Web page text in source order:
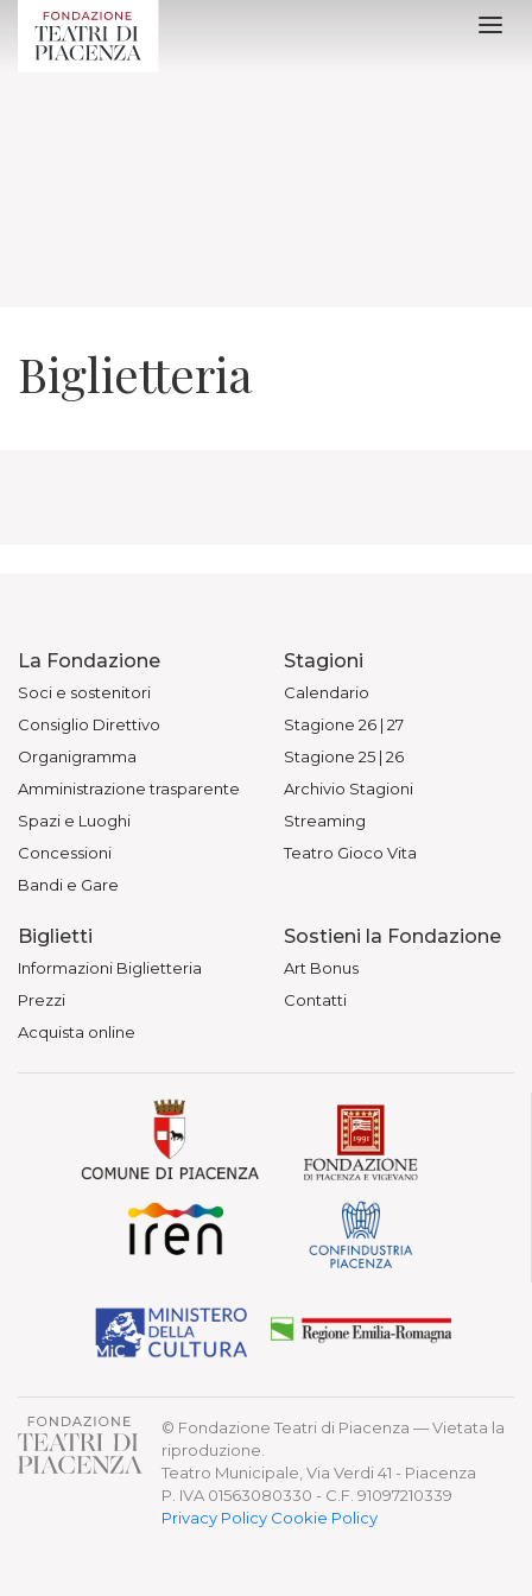
Biglietteria
La Fondazione
Soci e sostenitori
Consiglio Direttivo
Organigramma
Amministrazione trasparente
Spazi e Luoghi
Concessioni
Bandi e Gare
Stagioni
Calendario
Stagione 26 | 27
Stagione 25 | 26
Archivio Stagioni
Streaming
Teatro Gioco Vita
Biglietti
Informazioni Biglietteria
Prezzi
Acquista online
Sostieni la Fondazione
Art Bonus
Contatti
© Fondazione Teatri di Piacenza — Vietata la
riproduzione.
Teatro Municipale, Via Verdi 41 - Piacenza
P. IVA 01563080330 - C.F. 91097210339
Privacy Policy Cookie Policy